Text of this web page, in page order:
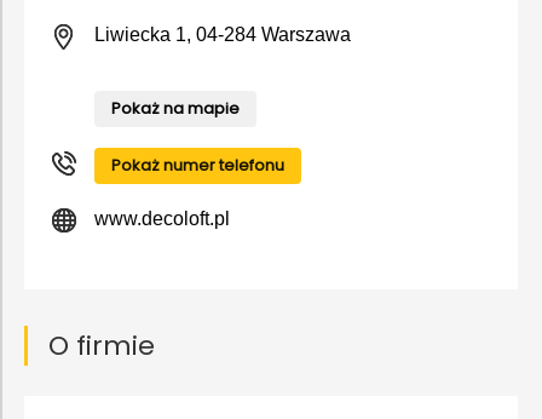
Liwiecka 1, 04-284 Warszawa
Pokaż na mapie
Pokaż numer telefonu
www.decoloft.pl
O firmie